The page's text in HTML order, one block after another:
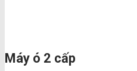
Máy ó 2 cấp